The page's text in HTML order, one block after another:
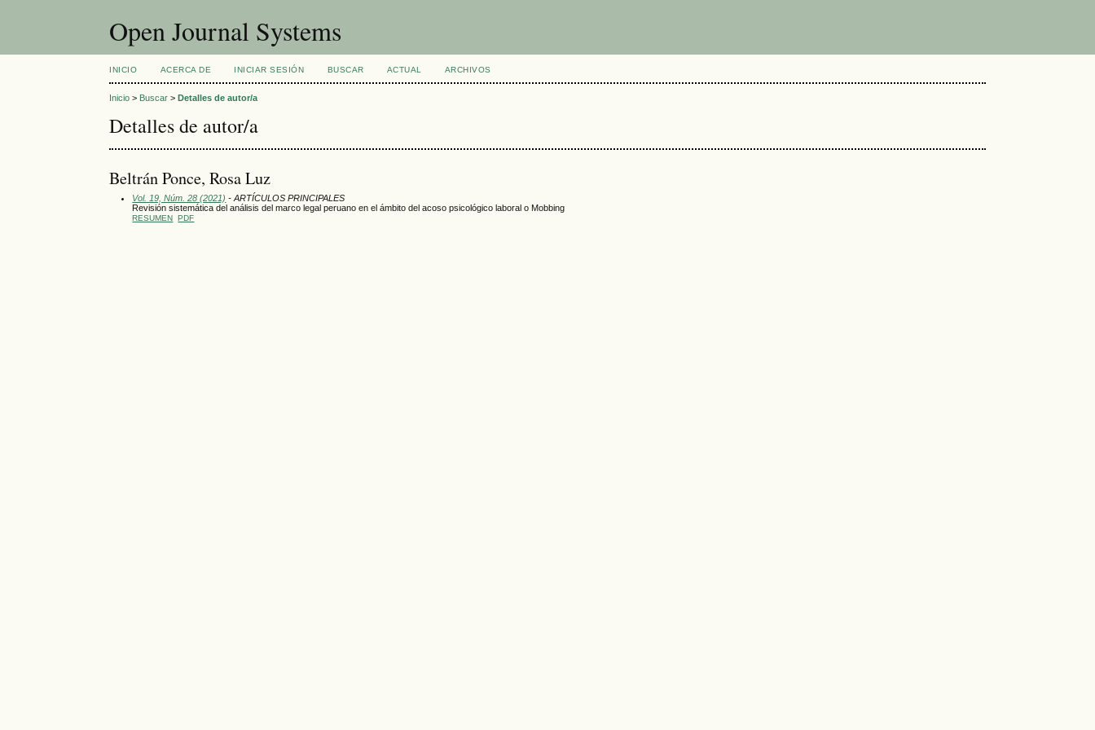
Open Journal Systems
INICIO ACERCA DE INICIAR SESIÓN BUSCAR ACTUAL ARCHIVOS
Inicio > Buscar >Detalles de autor/a
Detalles de autor/a
Beltrán Ponce, Rosa Luz
Vol. 19, Núm. 28 (2021) - ARTÍCULOS PRINCIPALES
Revisión sistemática del análisis del marco legal peruano en el ámbito del acoso psicológico laboral o Mobbing
RESUMEN PDF